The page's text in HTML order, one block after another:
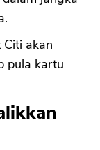
Citi akan
pula kartu